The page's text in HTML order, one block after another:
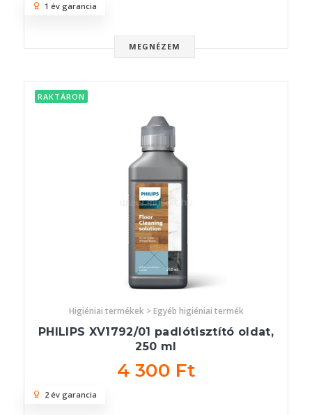
MEGNÉZEM
1 év garancia
RAKTÁRON
Higiéniai termékek > Egyéb higiéniai termék
PHILIPS XV1792/01 padlótisztító oldat,
250 ml
4 300 Ft
2 év garancia